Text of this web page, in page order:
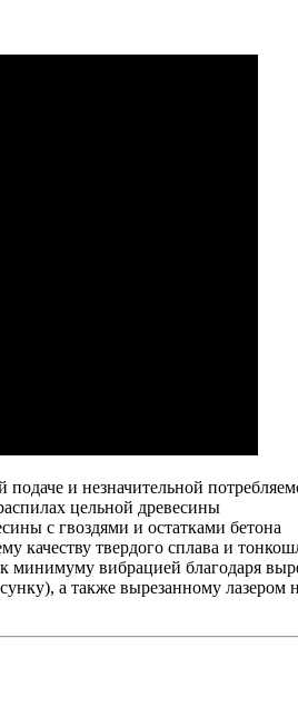
подаче и незначительной
цельной древесины
с гвоздями и остатками бетона
качеству твердого сплава и
минимуму вибрацией благодаря
а также вырезанному